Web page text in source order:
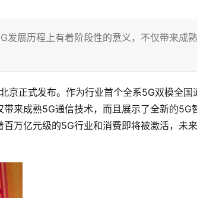
发展历程上有着阶段性的意义，不仅带来成熟
京正式发布。作为行业首个全系5G双模全国
来成熟5G通信技术，而且展示了全新的5G
万亿元级的5G行业和消费即将被激活，未